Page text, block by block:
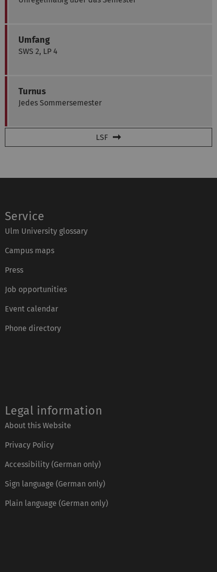
Umfang
SWS 2, LP 4
Turnus
Jedes Sommersemester
LSF
Service
Ulm University glossary
Campus maps
Press
Job opportunities
Event calendar
Phone directory
Legal information
About this Website
Privacy Policy
Accessibility (German only)
Sign language (German only)
Plain language (German only)